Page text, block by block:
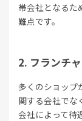
帯会社となるた
難点です。
フランチ
多くのショップ
関する会社でな
会社によって待